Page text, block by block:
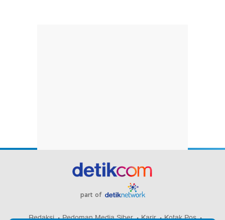
part of
Redaksi Pedoman Media Siber Karir Kotak Pos